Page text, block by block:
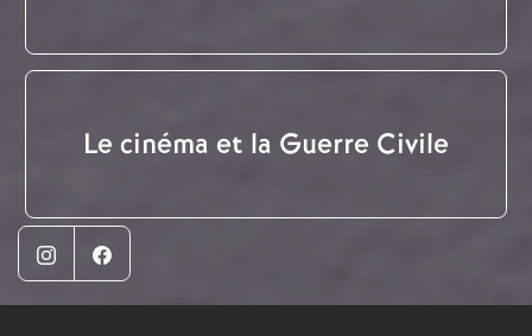
Le cinéma et la Guerre Civile
InstagramFacebook